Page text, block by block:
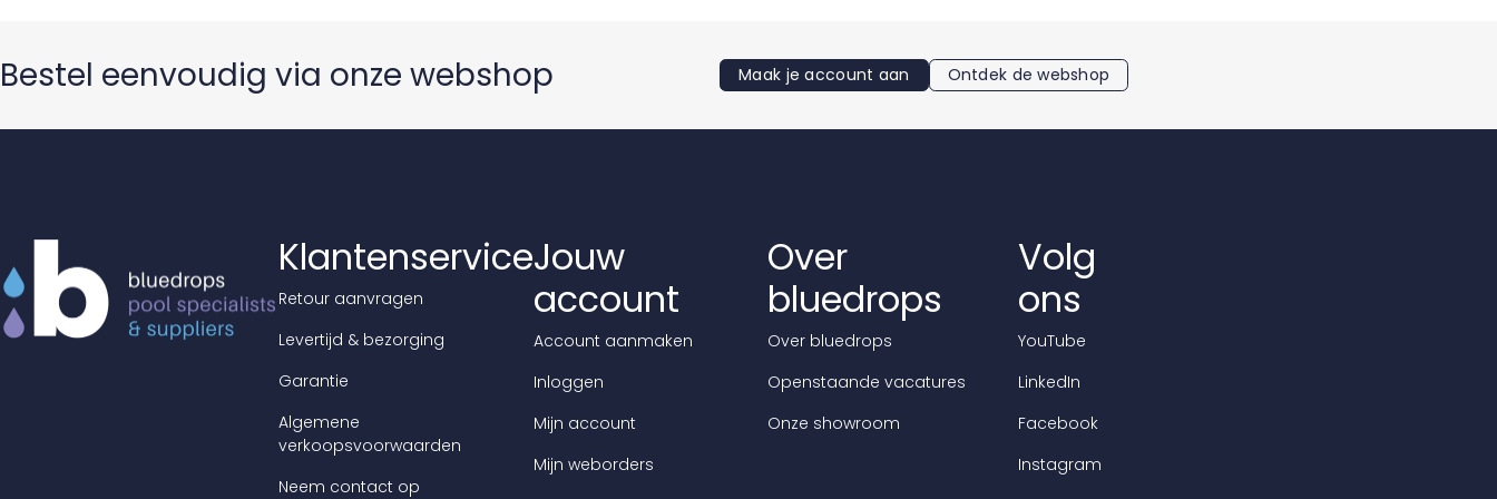
Bestel eenvoudig via onze webshop Maak je account aan Ontdek de webshop
Klantenservice
Retour aanvragen
Levertijd & bezorging
Garantie
Algemene
verkoopsvoorwaarden
Neem contact op
Jouw
account
Account aanmaken
Inloggen
Mijn account
Mijn weborders
Over
bluedrops
Over bluedrops
Openstaande vacatures
Onze showroom
Volg
ons
YouTube
LinkedIn
Facebook
Instagram